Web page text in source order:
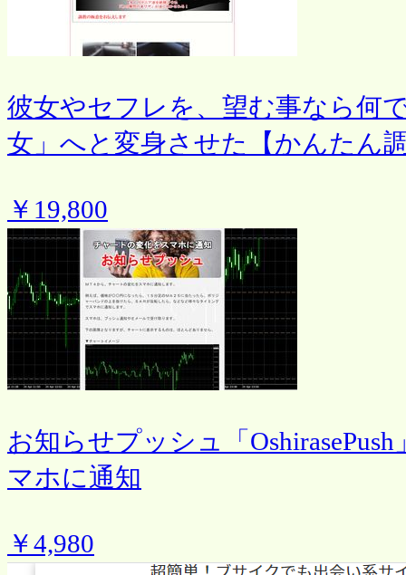
彼女やセフレを、望む事なら何
女」へと変身させた【かんたん
￥19,800
お知らせプッシュ「
マホに通知
￥4,980